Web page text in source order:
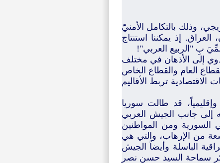
وذلك بالتكامل الأمنيّ
إذ يمكننا استنتاج
بِ "الربيع العربي"!
إلى الأذهان في مختلف
العام والقطاع الخاص
تربط الأقاليم
قد طالت سوريا
إلى جانب الجيش العربي
السورية ومن المواطنين
من الإرهاب، والتي هي
الباسلة وأيضاً الجيش
سماحة السيد حسن نصر